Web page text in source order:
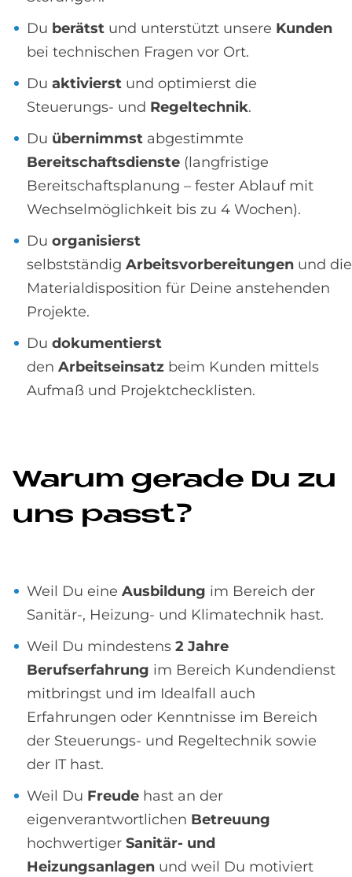
Du berätst und unterstützt unsere Kunden
bei technischen Fragen vor Ort.
Du aktivierst und optimierst die
Steuerungs- und Regeltechnik.
Du übernimmst abgestimmte
Bereitschaftsdienste (langfristige
Bereitschaftsplanung – fester Ablauf mit
Wechselmöglichkeit bis zu 4 Wochen).
Du organisierst
selbstständig Arbeitsvorbereitungen und die
Materialdisposition für Deine anstehenden
Projekte.
Du dokumentierst
den Arbeitseinsatz beim Kunden mittels
Aufmaß und Projektchecklisten.
Wa­rum ge­ra­de Du zu
uns passt?
Weil Du eine Ausbildung im Bereich der
Sanitär-, Heizung- und Klimatechnik hast.
Weil Du mindestens 2 Jahre
Berufserfahrung im Bereich Kundendienst
mitbringst und im Idealfall auch
Erfahrungen oder Kenntnisse im Bereich
der Steuerungs- und Regeltechnik sowie
der IT hast.
Weil Du Freude hast an der
eigenverantwortlichen Betreuung
hochwertiger Sanitär- und
Heizungsanlagen und weil Du motiviert